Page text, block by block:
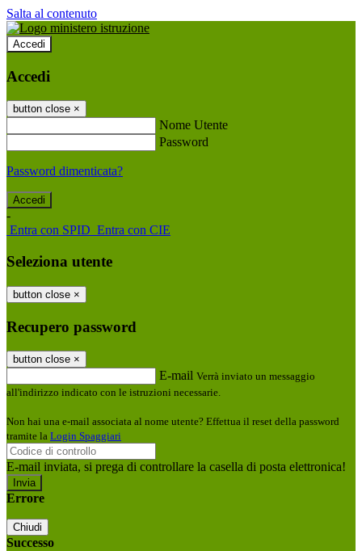
Salta al contenuto
Accedi
Accedi
button close ×
Nome Utente
Password
Password dimenticata?
-
Entra con SPID Entra con CIE
Seleziona utente
button close ×
Recupero password
button close ×
E-mail Verrà inviato un messaggio
all'indirizzo indicato con le istruzioni necessarie.
Non hai una e-mail associata al nome utente? Effettua il reset della password
tramite la Login Spaggiari
E-mail inviata, si prega di controllare la casella di posta elettronica!
Errore
Chiudi
Successo